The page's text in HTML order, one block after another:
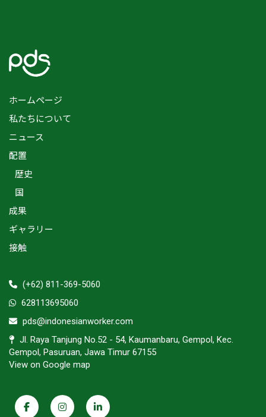
ホームページ
私たちについて
ニュース
配置
歴史
国
成果
ギャラリー
接触
(+62) 811-369-5060
628113695060
pds@indonesianworker.com
Jl. Raya Tanjung No.52 - 54, Kaumanbaru, Gempol, Kec.
Gempol, Pasuruan, Jawa Timur 67155
View on Google map